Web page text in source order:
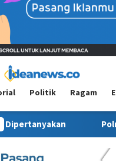
Politik Ragam
Polres Kukar